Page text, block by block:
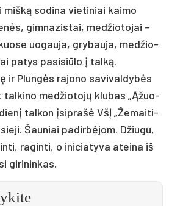
so­di­na vie­ti­niai kai­mo
gim­na­zis­tai, med­žio­to­jai –
uo­gau­ja, gry­bau­ja, med­žio­
pa­tys pa­si­siū­lo į talką.
ir Plungės ra­jo­no sa­vi­val­dybės
tal­ki­no med­žio­tojų klu­bas „Ąžuo­
tal­kon įsip­rašė VšĮ „Že­mai­ti­
Šau­niai pa­dirbė­jom. Džiu­gu,
ra­gin­ti, o ini­cia­ty­va atei­na iš
gi­ri­nin­kas.